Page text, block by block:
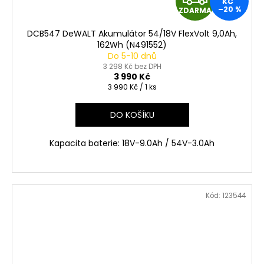
D
A
ZDARMA –20 %
DCB547 DeWALT Akumulátor 54/18V FlexVolt 9,0Ah,
162Wh (N491552)
Do 5-10 dnů
3 298 Kč bez DPH
3 990 Kč
Měrná
3 990 Kč / 1 ks
DO KOŠÍKU
Kapacita baterie: 18V-9.0Ah / 54V-3.0Ah
Kód: 123544